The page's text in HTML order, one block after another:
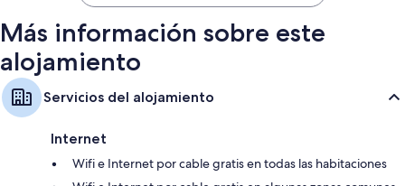
Más información sobre este
alojamiento
Servicios del alojamiento
Internet
Wifi e Internet por cable gratis en todas las habitaciones